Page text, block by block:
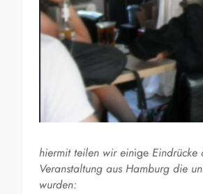
hiermit teilen wir einige Eindrücke
Veranstaltung aus Hamburg die
wurden: